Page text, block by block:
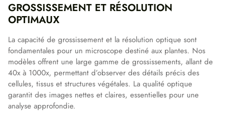
GROSSISSEMENT ET RÉSOLUTION
OPTIMAUX
La capacité de grossissement et la résolution optique sont
fondamentales pour un microscope destiné aux plantes. Nos
modèles offrent une large gamme de grossissements, allant de
40x à 1000x, permettant d’observer des détails précis des
cellules, tissus et structures végétales. La qualité optique
garantit des images nettes et claires, essentielles pour une
analyse approfondie.